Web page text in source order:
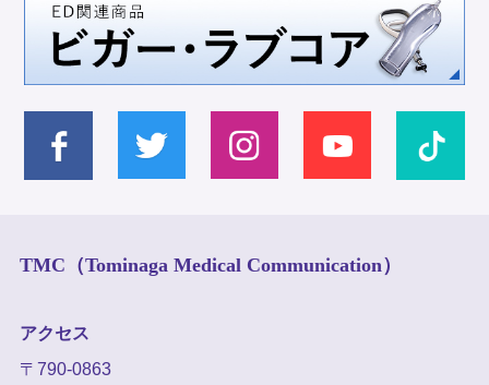
TMC（Tominaga Medical Communication）
アクセス
〒790-0863